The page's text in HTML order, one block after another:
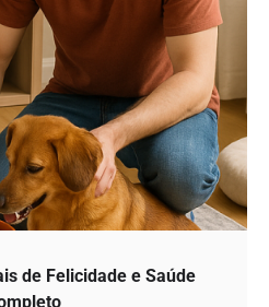
de Felicidade e Saúde